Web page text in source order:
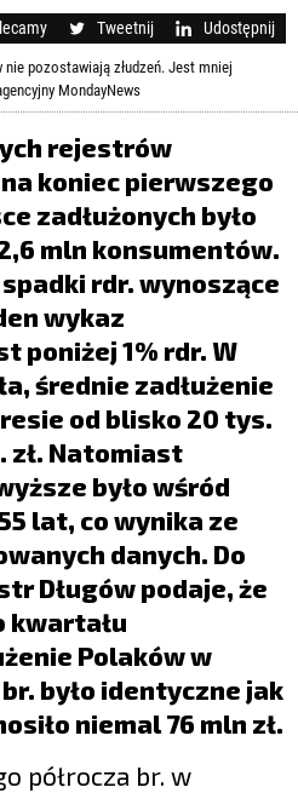
Tweetnij Udostępnij
nie pozostawiają złudzeń. Jest mniej
MondayNews
rejestrów
koniec pierwszego
zadłużonych było
mln konsumentów.
rdr. wynoszące
wykaz
poniżej 1% rdr. W
średnie zadłużenie
od blisko 20 tys.
zł. Natomiast
było wśród
lat, co wynika ze
danych. Do
Długów podaje, że
kwartału
Polaków w
było identyczne jak
niemal 76 mln zł.
półrocza br. w